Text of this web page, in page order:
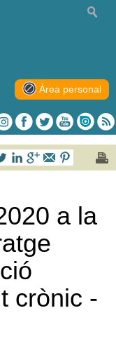
Àrea personal
a la
crònic -